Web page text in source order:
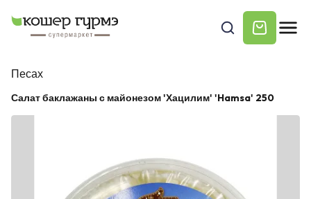
Песах
Салат баклажаны с майонезом 'Хацилим' 'Hamsa' 250